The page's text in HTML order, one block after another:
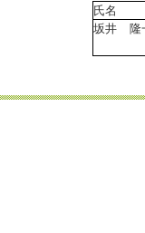
氏名
坂井 隆